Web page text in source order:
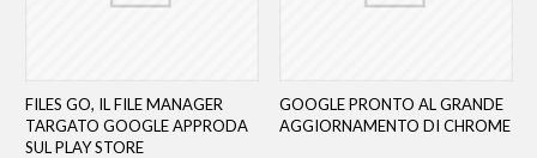
FILES GO, IL FILE MANAGER
TARGATO GOOGLE APPRODA
SUL PLAY STORE
GOOGLE PRONTO AL GRANDE
AGGIORNAMENTO DI CHROME